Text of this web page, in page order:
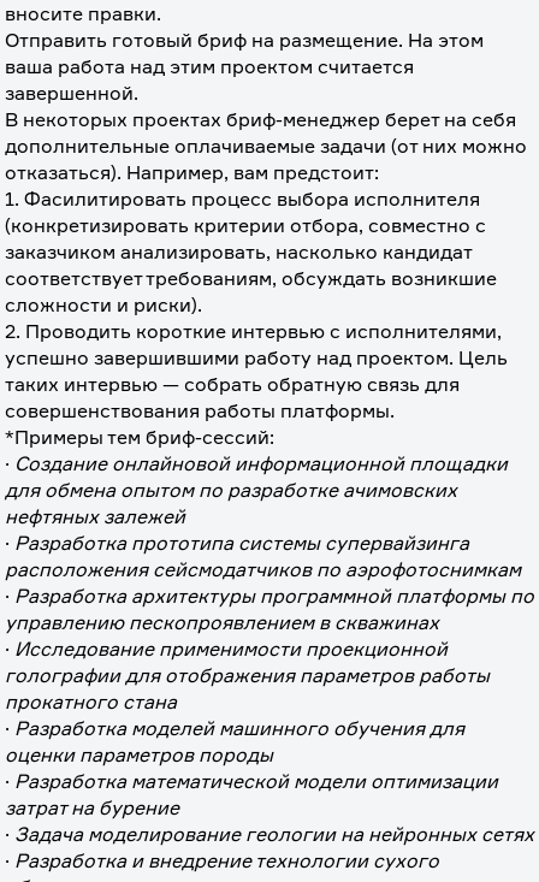
вносите правки.
Отправить готовый бриф на размещение. На этом
ваша работа над этим проектом считается
завершенной.
В некоторых проектах бриф-менеджер берет на себя
дополнительные оплачиваемые задачи (от них можно
отказаться). Например, вам предстоит:
1. Фасилитировать процесс выбора исполнителя
(конкретизировать критерии отбора, совместно с
заказчиком анализировать, насколько кандидат
соответствует требованиям, обсуждать возникшие
сложности и риски).
2. Проводить короткие интервью с исполнителями,
успешно завершившими работу над проектом. Цель
таких интервью — собрать обратную связь для
совершенствования работы платформы.
*Примеры тем бриф-сессий:
· Создание онлайновой информационной площадки
для обмена опытом по разработке ачимовских
нефтяных залежей
· Разработка прототипа системы супервайзинга
расположения сейсмодатчиков по аэрофотоснимкам
· Разработка архитектуры программной платформы по
управлению пескопроявлением в скважинах
· Исследование применимости проекционной
голографии для отображения параметров работы
прокатного стана
· Разработка моделей машинного обучения для
оценки параметров породы
· Разработка математической модели оптимизации
затрат на бурение
· Задача моделирование геологии на нейронных сетях
· Разработка и внедрение технологии сухого